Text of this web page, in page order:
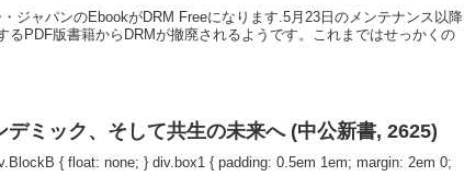
ジャパンのEbookがDRM Freeになります.5月23日のメンテナンス以降
るPDF版書籍からDRMが撤廃されるようです。これまではせっかくの
ミック、そして共生の未来へ (中公新書, 2625)
{ float: none; } div.box1 { padding: 0.5em 1em; margin: 2em 0;